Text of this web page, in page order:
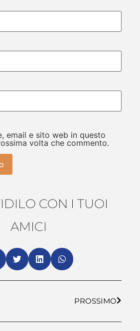
email e sito web in questo
volta che commento.
CON I TUOI
AMICI
PROSSIMO